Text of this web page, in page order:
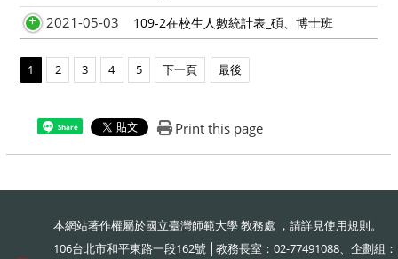
2021-05-03 109-2在校生人數統計表_碩、博士班
1 2 3 4 5 下一頁 最後
Share Print this page
本網站著作權屬於國立臺灣師範大學 教務處 ，請詳見使用規則。
106台北市和平東路一段162號 │教務長室：02-77491088、企劃組：